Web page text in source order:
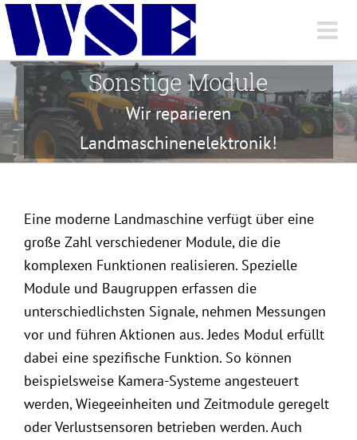
Skip
content
Sonstige Module
Wir reparieren
Landmaschinenelektronik!
Eine moderne Landmaschine verfügt über eine
große Zahl verschiedener Module, die die
komplexen Funktionen realisieren. Spezielle
Module und Baugruppen erfassen die
unterschiedlichsten Signale, nehmen Messungen
vor und führen Aktionen aus. Jedes Modul erfüllt
dabei eine spezifische Funktion. So können
beispielsweise Kamera-Systeme angesteuert
werden, Wiegeeinheiten und Zeitmodule geregelt
oder Verlustsensoren betrieben werden. Auch